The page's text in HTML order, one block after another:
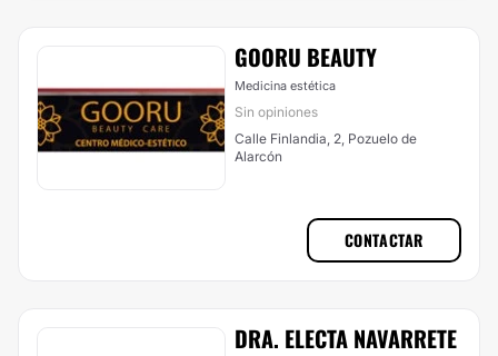
GOORU BEAUTY
Medicina estética
Sin opiniones
Calle Finlandia, 2, Pozuelo de
Alarcón
CONTACTAR
DRA. ELECTA NAVARRETE